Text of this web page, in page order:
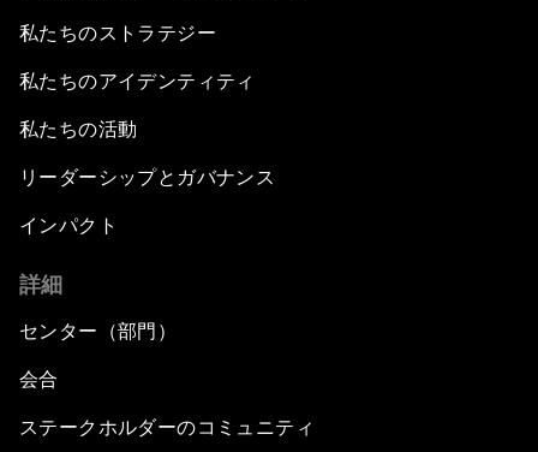
私たちのストラテジー
私たちのアイデンティティ
私たちの活動
リーダーシップとガバナンス
インパクト
詳細
センター（部門）
会合
ステークホルダーのコミュニティ